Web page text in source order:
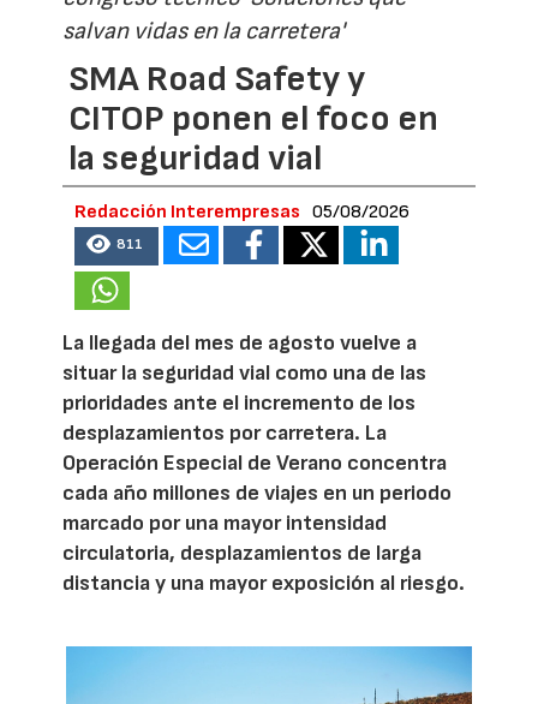
salvan vidas en la carretera'
SMA Road Safety y
CITOP ponen el foco en
la seguridad vial
Redacción Interempresas 05/08/2026
811
La llegada del mes de agosto vuelve a
situar la seguridad vial como una de las
prioridades ante el incremento de los
desplazamientos por carretera. La
Operación Especial de Verano concentra
cada año millones de viajes en un periodo
marcado por una mayor intensidad
circulatoria, desplazamientos de larga
distancia y una mayor exposición al riesgo.